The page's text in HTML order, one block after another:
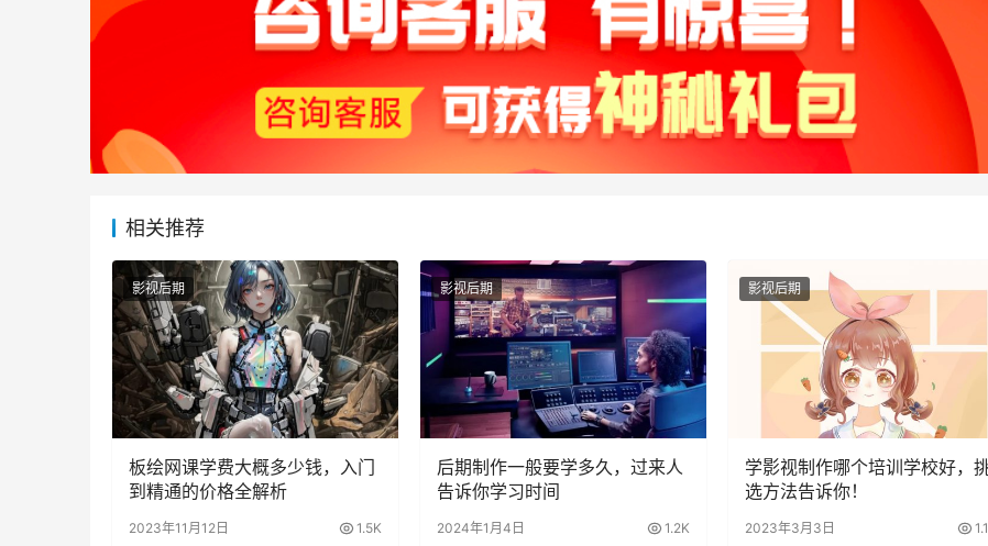
相关推荐
影视后期
板绘网课学费大概多少钱，入门
到精通的价格全解析
2023年11月12日 1.5K
影视后期
后期制作一般要学多久，过来人
告诉你学习时间
2024年1月4日 1.2K
影视后期
学影视制作哪个培训学校好，
选方法告诉你！
2023年3月3日